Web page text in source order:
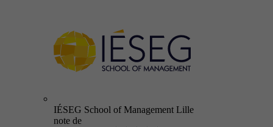
IÉSEG School of Management Lille
note de